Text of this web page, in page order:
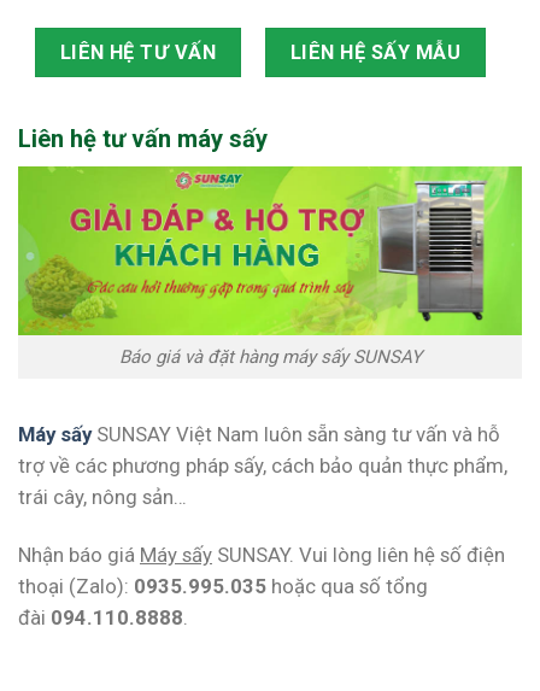
LIÊN HỆ TƯ VẤN LIÊN HỆ SẤY MẪU
Liên hệ tư vấn máy sấy
Báo giá và đặt hàng máy sấy SUNSAY
Máy sấySUNSAY Việt Nam luôn sẵn sàng tư vấn và hỗ
trợ về các phương pháp sấy, cách bảo quản thực phẩm,
trái cây, nông sản…
Nhận báo giá Máy sấy SUNSAY. Vui lòng liên hệ số điện
thoại (Zalo): 0935.995.035 hoặc qua số tổng
đài 094.110.8888.